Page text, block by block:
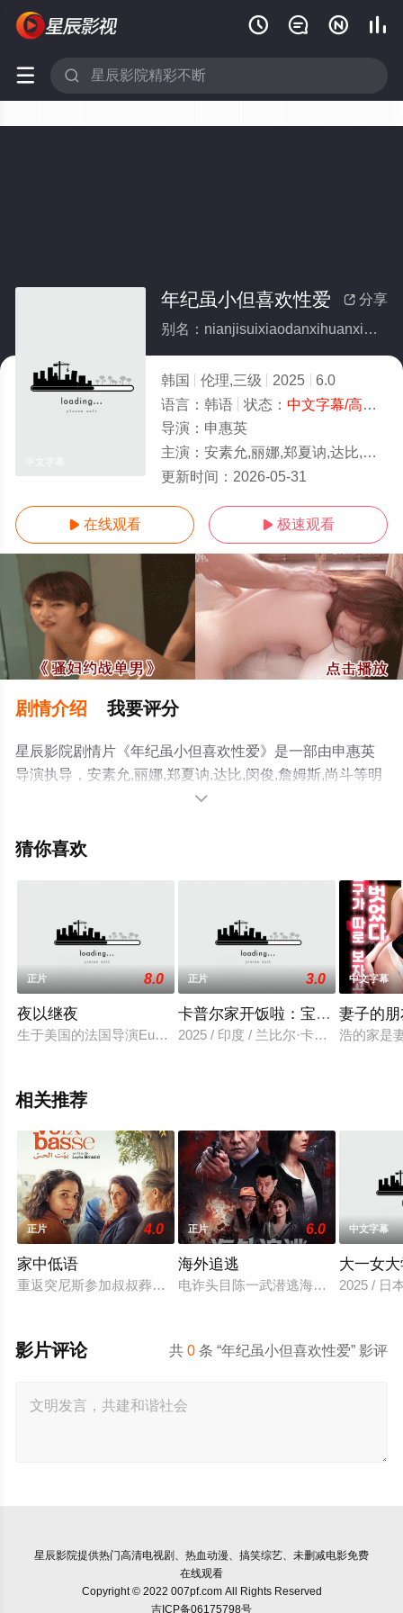
   
 
 分享
年纪虽小但喜欢性爱
别名：nianjisuixiaodanxihuanxingai
韩国 伦理,三级 2025
6.0
语言： 韩语 状态： 中文字幕/高清
导演： 申惠英
主演： 安素允,丽娜,郑夏讷,达比,闵俊,詹姆斯,尚斗
更新时间： 2026-05-31
 在线观看  极速观看
剧情介绍 我要评分
星辰影院剧情片《年纪虽小但喜欢性爱》是一部由申惠英
导演执导，安素允,丽娜,郑夏讷,达比,闵俊,詹姆斯,尚斗等明
星精彩演绎的韩国电影，手机免费观看高清无删减完整版
影、电视猫或剧情网等平台了解。

猜你喜欢
正片 8.0
夜以继夜
生于美国的法国导演Eug egrave;ne Green长片处女作，曾获
正片 3.0
卡普尔家开饭啦：宝莱坞第一家
2025 / 印度 / 兰比尔·卡普尔,赛义夫·
中文字幕
妻子的
浩的家是
相关推荐
正片 4.0
家中低语
重返突尼斯参加叔叔葬礼的莉莉亚，面对对她巴黎生活尤其是
正片 6.0
海外追逃
电诈头目陈一武潜逃海外实施诈骗犯
中文字幕
大一女
2025 / 日
共0 条 “年纪虽小但喜欢性爱” 影评
影片评论
星辰影院提供热门高清电视剧、热血动漫、搞笑综艺、未删减电影免费
在线观看
Copyright © 2022 007pf.com All Rights Reserved
吉ICP备06175798号